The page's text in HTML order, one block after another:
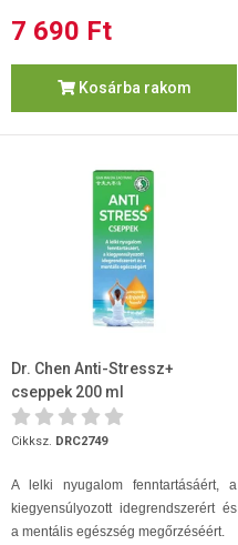
7 690 Ft
Kosárba rakom
Dr. Chen Anti-Stressz+
cseppek 200 ml
Cikksz. DRC2749
A lelki nyugalom fenntartásáért, a
kiegyensúlyozott idegrendszerért és
a mentális egészség megőrzéséért.